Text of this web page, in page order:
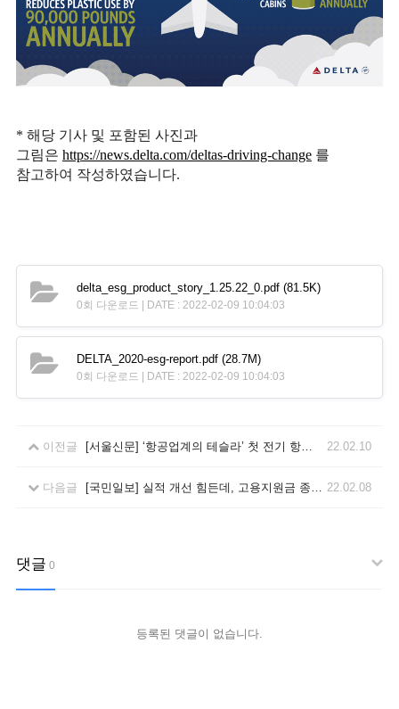
* 해당 기사 및 포함된 사진과
그림은 https://news.delta.com/deltas-driving-change를
참고하여 작성하였습니다.
delta_esg_product_story_1.25.22_0.pdf(81.5K)
0회 다운로드 | DATE : 2022-02-09 10:04:03
DELTA_2020-esg-report.pdf(28.7M)
0회 다운로드 | DATE : 2022-02-09 10:04:03
이전글 [서울신문] ‘항공업계의 테슬라’ 첫 전기 항공기, 이륙 준비 나섰다 22.02.10
다음글 22.02.08
댓글 0
등록된 댓글이 없습니다.